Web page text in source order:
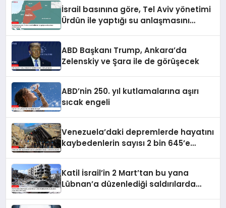
İsrail basınına göre, Tel Aviv yönetimi
Ürdün ile yaptığı su anlaşmasını
ABD Başkanı Trump, Ankara’da
Zelenskiy ve Şara ile de görüşecek
ABD’nin 250. yıl kutlamalarına aşırı
sıcak engeli
Venezuela’daki depremlerde hayatını
kaybedenlerin sayısı 2 bin 645’e
Katil İsrail’in 2 Mart’tan bu yana
Lübnan’a düzenlediği saldırılarda